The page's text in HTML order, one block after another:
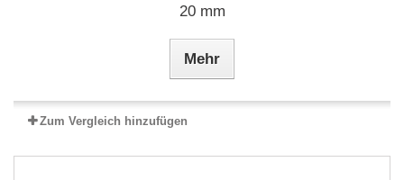
20 mm
Mehr
Zum Vergleich hinzufügen